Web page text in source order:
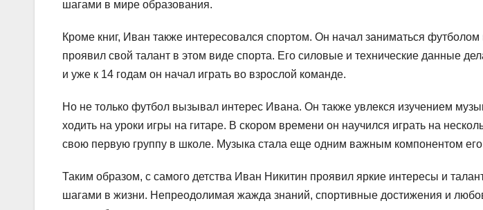
шагами в мире образования.
Кроме книг, Иван также интересовался спортом. Он начал заниматься футболом
проявил свой талант в этом виде спорта. Его силовые и технические данные
и уже к 14 годам он начал играть во взрослой команде.
Но не только футбол вызывал интерес Ивана. Он также увлекся изучением
ходить на уроки игры на гитаре. В скором времени он научился играть на
свою первую группу в школе. Музыка стала еще одним важным компонентом
Таким образом, с самого детства Иван Никитин проявил яркие интересы и
шагами в жизни. Непреодолимая жажда знаний, спортивные достижения и